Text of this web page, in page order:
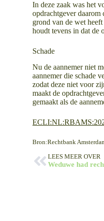
In deze zaak was het
opdrachtgever
grond van de wet
houdt tevens in dat de
Schade
Nu de aannemer niet
aannemer die schade
zodat deze niet voor
maakt de
gemaakt als de
Bron:Rechtbank
LEES MEER OVER